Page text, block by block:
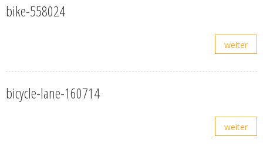
bike-558024
weiter
bicycle-lane-160714
weiter